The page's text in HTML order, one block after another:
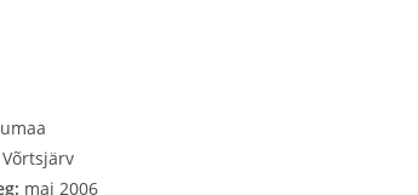
Võrtsjärv
mai 2006